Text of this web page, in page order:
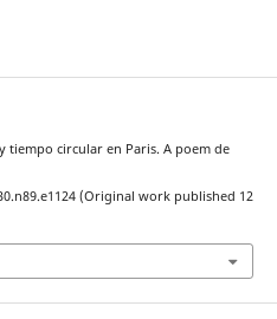
tiempo circular en Paris. A poem de
(Original work published 12